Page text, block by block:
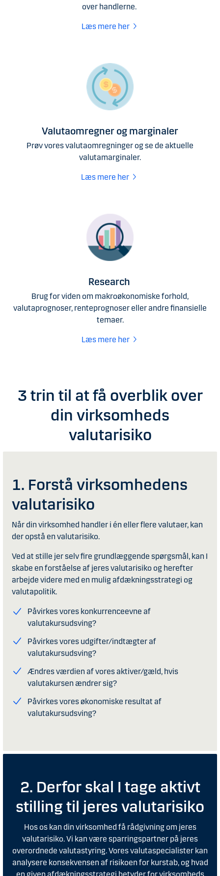
over handlerne.
Læs mere her ​
Valutaomregner og marginaler
Prøv vores valutaomregninger og se de aktuelle
valutamarginaler.
Læs mere her ​
Research ​
Brug for viden om makroøkonomiske forhold,
valutaprognoser, renteprognoser eller andre finansielle
temaer.
Læs mere her ​
3 trin til at få overblik over
din virksomheds
valutarisiko
1. Forstå virksomhedens
valutarisiko
Når din virksomhed handler i én eller flere valutaer, kan
der opstå en valutarisiko.
Ved at stille jer selv fire grundlæggende spørgsmål, kan I
skabe en forståelse af jeres valutarisiko og herefter
arbejde videre med en mulig afdækningsstrategi og
valutapolitik.
Påvirkes vores konkurrenceevne af
valutakursudsving?
Påvirkes vores udgifter/indtægter af
valutakursudsving?
Ændres værdien af vores aktiver/gæld, hvis
valutakursen ændrer sig?
Påvirkes vores økonomiske resultat af
valutakursudsving?
2. Derfor skal I tage aktivt
stilling til jeres valutarisiko
Hos os kan din virksomhed få rådgivning om jeres
valutarisiko. Vi kan være sparringspartner på jeres
overordnede valutastyring. Vores valutaspecialister kan
analysere konsekvensen af risikoen for kurstab, og hvad